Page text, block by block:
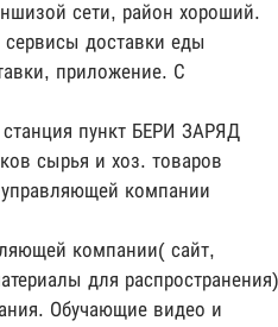
сети, район хороший.
доставки еды
приложение. С
станция пункт БЕРИ ЗАРЯД
сырья и хоз. товаров
компании
компании( сайт,
для распространения)
Обучающие видео и